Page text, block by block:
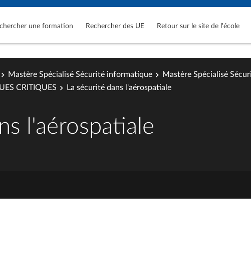
une formation Rechercher des UE Retour sur le site de l'école
Mastère Spécialisé Sécurité informatique
Mastère Spécialisé
CRITIQUES
La sécurité dans l'aérospatiale
l'aérospatiale